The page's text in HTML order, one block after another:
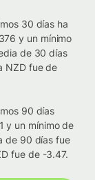
30 días ha
y un mínimo
de 30 días
NZD fue de
90 días
y un mínimo de
de 90 días fue
fue de -3.47.